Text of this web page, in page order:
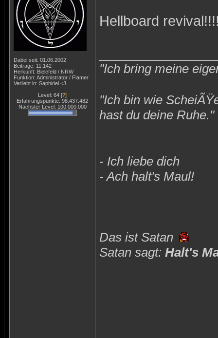
Dabei seit: 01.06.2002
Beiträge: 11.142
Herkunft: Bielefeld / NRW
Funktion: Administrator / Flamer
Verliebt in: Saphiriel <3
Level: 64 [?]
Erfahrungspunkte: 98.437.482
Nächster Level: 100.000.000
Hellboard
"Ich bring meine
"Ich bin wie
hast du deine
- Ich liebe dich
- Ach halt's Maul!
Das ist Satan
Satan sagt: Halt's